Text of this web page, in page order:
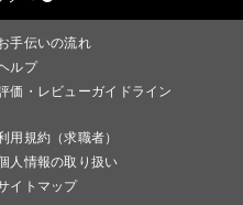
手伝いの流れ
ルプ
価・レビューガイドライン
用規約（求職者）
人情報の取り扱い
イトマップ